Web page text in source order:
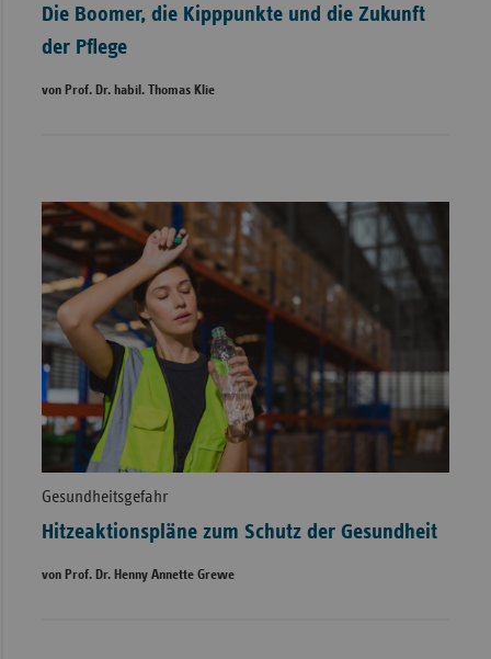
Die Boomer, die Kipppunkte und die Zukunft
der Pflege
von Prof. Dr. habil. Thomas Klie
Gesundheitsgefahr
Hitzeaktionspläne zum Schutz der Gesundheit
von Prof. Dr. Henny Annette Grewe